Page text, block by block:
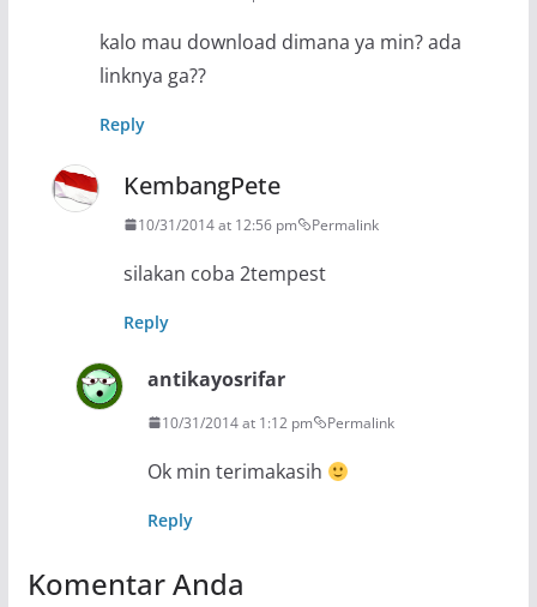
kalo mau download dimana ya min? ada
linknya ga??
Reply
KembangPete
10/31/2014 at 12:56 pm Permalink
silakan coba 2tempest
Reply
antikayosrifar
10/31/2014 at 1:12 pm Permalink
Ok min terimakasih
Reply
Komentar Anda